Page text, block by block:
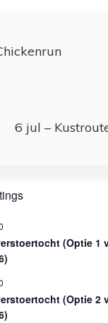
6 jul –
(Optie 1
(Optie 2